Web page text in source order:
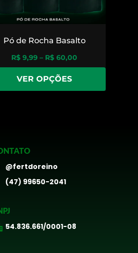
Pó de Rocha Basalto
R$ 9,99 – R$ 60,00
VER OPÇÕES
@fertdoreino
(47) 99650-2041
54.836.661/0001-08